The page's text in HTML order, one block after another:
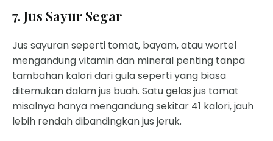
7. Jus Sayur Segar
Jus sayuran seperti tomat, bayam, atau wortel
mengandung vitamin dan mineral penting tanpa
tambahan kalori dari gula seperti yang biasa
ditemukan dalam jus buah. Satu gelas jus tomat
misalnya hanya mengandung sekitar 41 kalori, jauh
lebih rendah dibandingkan jus jeruk.